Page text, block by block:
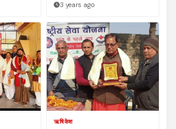
3 years ago
ऋषिकेश